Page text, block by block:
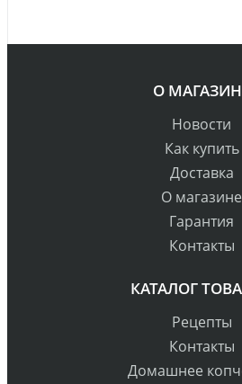
О
Новости
Как купить
Доставка
О магазине
Гарантия
Контакты
КАТАЛОГ
Рецепты
Контакты
Домашнее